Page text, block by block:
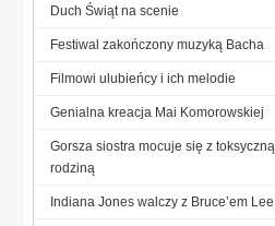
Duch Świąt na scenie
Festiwal zakończony muzyką Bacha
Filmowi ulubieńcy i ich melodie
Genialna kreacja Mai Komorowskiej
Gorsza siostra mocuje się z toksyczną
rodziną
Indiana Jones walczy z Bruce’em Lee